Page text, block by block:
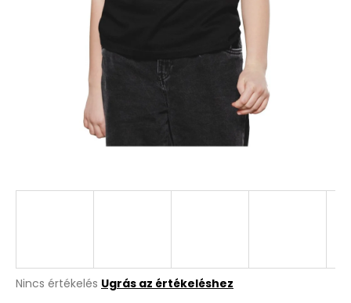
A
Nincs értékelés Ugrás az értékeléshez